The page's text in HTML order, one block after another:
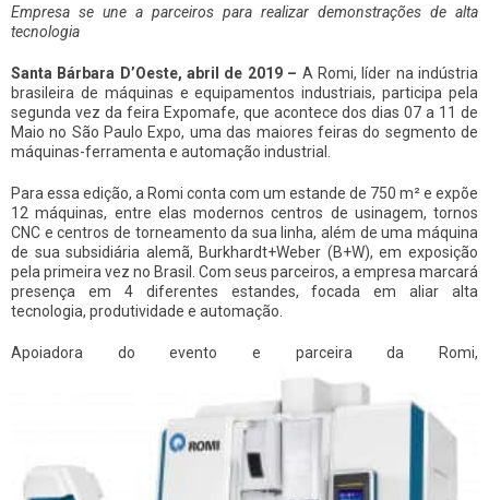
Empresa se une a parceiros para realizar demonstrações de alta
tecnologia
Santa Bárbara D’Oeste, abril de 2019 – A Romi, líder na indústria
brasileira de máquinas e equipamentos industriais, participa pela
segunda vez da feira Expomafe, que acontece dos dias 07 a 11 de
Maio no São Paulo Expo, uma das maiores feiras do segmento de
máquinas-ferramenta e automação industrial.
Para essa edição, a Romi conta com um estande de 750 m² e expõe
12 máquinas, entre elas modernos centros de usinagem, tornos
CNC e centros de torneamento da sua linha, além de uma máquina
de sua subsidiária alemã, Burkhardt+Weber (B+W), em exposição
pela primeira vez no Brasil. Com seus parceiros, a empresa marcará
presença em 4 diferentes estandes, focada em aliar alta
tecnologia, produtividade e automação.
Apoiadora do evento e parceira da Romi,